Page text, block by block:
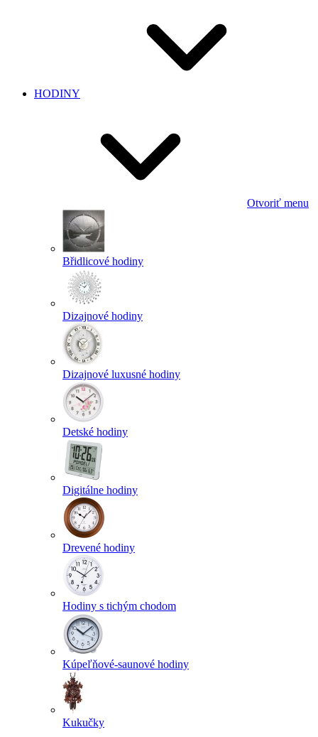
HODINY
Otvoriť menu
Břidlicové hodiny
Dizajnové hodiny
Dizajnové luxusné hodiny
Detské hodiny
Digitálne hodiny
Drevené hodiny
Hodiny s tichým chodom
Kúpeľňové-saunové hodiny
Kukučky